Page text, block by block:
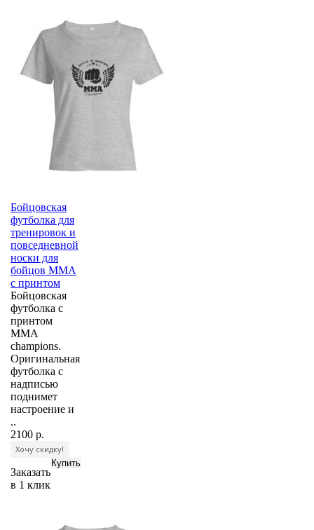
Бойцовская
футболка для
тренировок и
повседневной
носки для
бойцов ММА
с принтом
Бойцовская
футболка с
принтом
MMA
champions.
Оригинальная
футболка с
надписью
поднимет
настроение и
..
2100 р.
Хочу скидку!
Заказать
в 1 клик